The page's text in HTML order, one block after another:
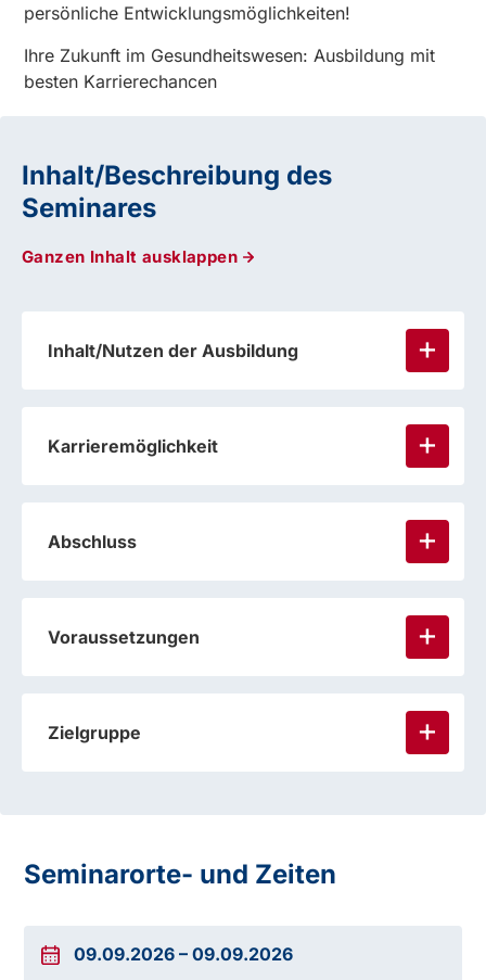
persönliche Entwicklungsmöglichkeiten!
Ihre Zukunft im Gesundheitswesen: Ausbildung mit
besten Karrierechancen
Inhalt/Beschreibung des
Seminares
Ganzen Inhalt ausklappen
Inhalt/Nutzen der Ausbildung
Karrieremöglichkeit
Abschluss
Voraussetzungen
Zielgruppe
Seminarorte- und Zeiten
09.09.2026 –09.09.2026